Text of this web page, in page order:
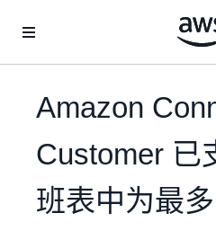
Amazon
Customer 已
班表中为最